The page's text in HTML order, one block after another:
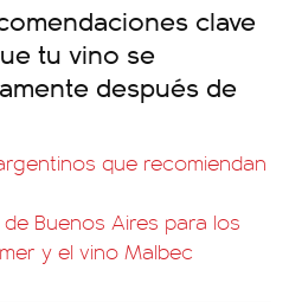
clave
tu vino se
después de
que recomiendan
Buenos Aires para los
y el vino Malbec